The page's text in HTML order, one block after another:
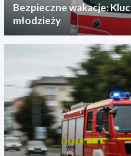
Bezpieczne wakacje:
młodzieży